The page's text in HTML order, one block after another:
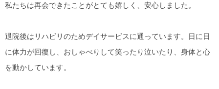
私たちは再会できたことがとても嬉しく、安心しました。
退院後はリハビリのためデイサービスに通っています。日に日
に体力が回復し、おしゃべりして笑ったり泣いたり、身体と心
を動かしています。